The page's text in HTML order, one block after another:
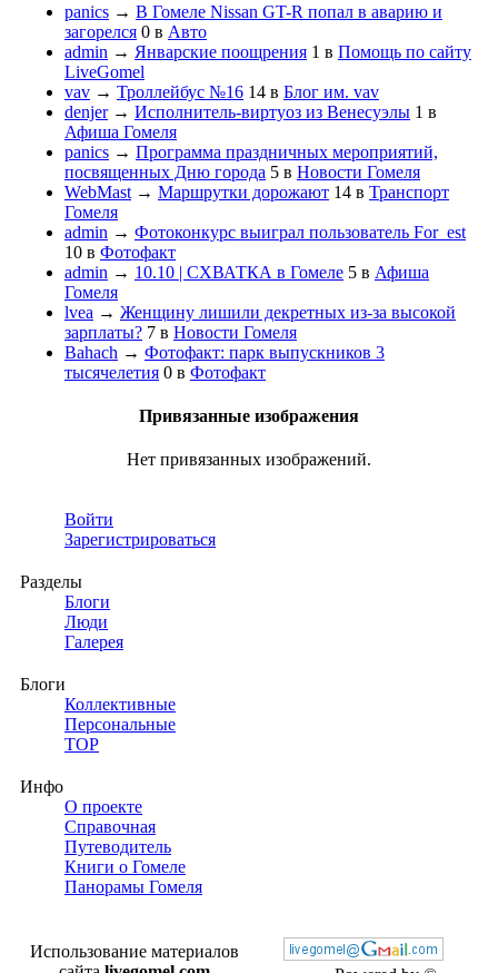
panics → В Гомеле Nissan GT-R попал в аварию и
загорелся 0 в Авто
admin → Январские поощрения 1 в Помощь по сайту
LiveGomel
vav → Троллейбус №16 14 в Блог им. vav
denjer→ Исполнитель-виртуоз из Венесуэлы 1 в
Афиша Гомеля
panics → Программа праздничных мероприятий,
посвященных Дню города 5 в Новости Гомеля
WebMast → Маршрутки дорожают 14 в Транспорт
Гомеля
admin → Фотоконкурс выиграл пользователь For_est
10 в Фотофакт
admin → 10.10 | СХВАТКА в Гомеле 5 в Афиша
Гомеля
lvea → Женщину лишили декретных из-за высокой
зарплаты? 7 в Новости Гомеля
Bahach → Фотофакт: парк выпускников 3
тысячелетия 0 в Фотофакт
Привязанные изображения
Нет привязанных изображений.
Войти
Зарегистрироваться
Разделы
Блоги
Люди
Галерея
Блоги
Коллективные
Персональные
TOP
Инфо
О проекте
Справочная
Путеводитель
Книги о Гомеле
Панорамы Гомеля
Использование материалов